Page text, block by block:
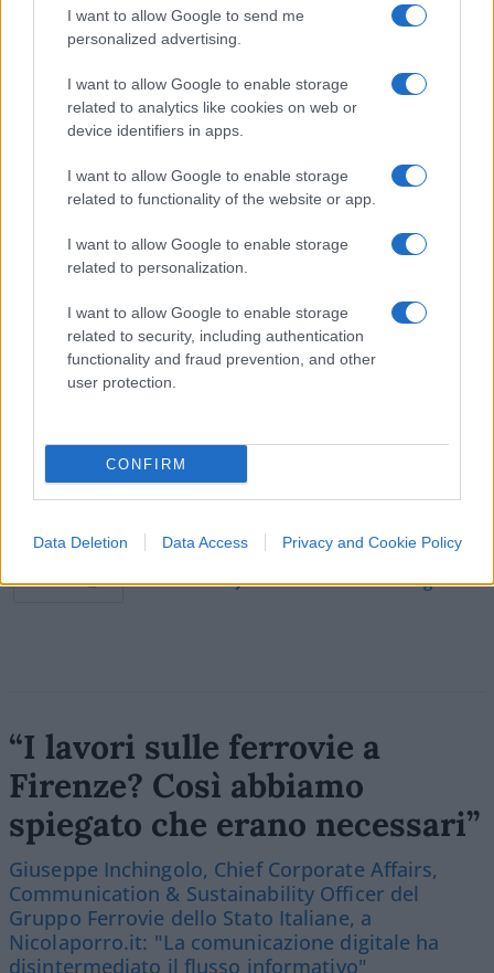
I want to allow Google to send me
personalized advertising.
I want to allow Google to enable storage
related to analytics like cookies on web or
device identifiers in apps.
I want to allow Google to enable storage
related to functionality of the website or app.
I want to allow Google to enable storage
related to personalization.
I want to allow Google to enable storage
related to security, including authentication
functionality and fraud prevention, and other
user protection.
CONFIRM
Data Deletion Data Access Privacy and Cookie Policy
Nicolaporro.it è anche su Whatsapp. È sufficiente
per iscriversi al canale ed essere sempre
aggiornati (gratis).
#DONALD TRUMP #KAMALA HARRIS
31
Leggi i commenti
Vignetta del 07/08/2026
Vai all'archivio delle vignette
“I lavori sulle ferrovie a
Firenze? Così abbiamo
spiegato che erano necessari”
Giuseppe Inchingolo, Chief Corporate Affairs,
Communication & Sustainability Officer del
Gruppo Ferrovie dello Stato Italiane, a
Nicolaporro.it: "La comunicazione digitale ha
disintermediato il flusso informativo"